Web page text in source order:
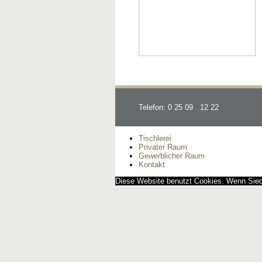
Telefon: 0 25 09 . 12 22
Tischlerei
Privater Raum
Gewerblicher Raum
Kontakt
Diese Website benutzt Cookies. Wenn